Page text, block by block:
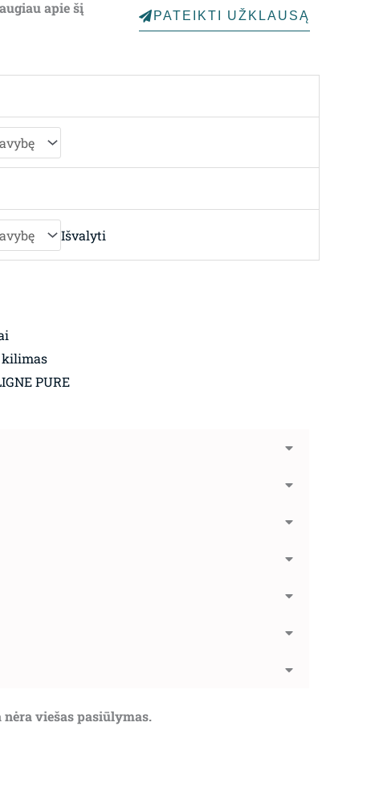
through
apie šį
PATEIKTI UŽKLAUSĄ
Išvalyti
PURE
viešas pasiūlymas.